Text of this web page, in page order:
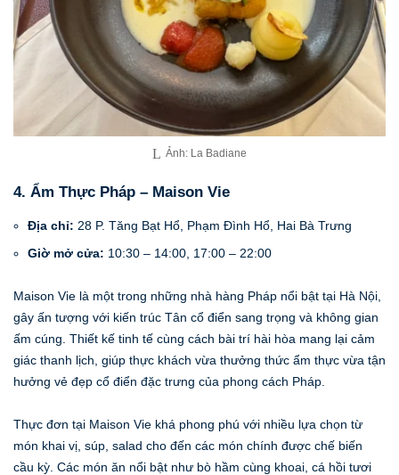
Ảnh: La Badiane
4. Ẩm Thực Pháp – Maison Vie
Địa chỉ: 28 P. Tăng Bạt Hổ, Phạm Đình Hổ, Hai Bà Trưng
Giờ mở cửa: 10:30 – 14:00, 17:00 – 22:00
Maison Vie là một trong những nhà hàng Pháp nổi bật tại Hà Nội,
gây ấn tượng với kiến trúc Tân cổ điển sang trọng và không gian
ấm cúng. Thiết kế tinh tế cùng cách bài trí hài hòa mang lại cảm
giác thanh lịch, giúp thực khách vừa thưởng thức ẩm thực vừa tận
hưởng vẻ đẹp cổ điển đặc trưng của phong cách Pháp.
Thực đơn tại Maison Vie khá phong phú với nhiều lựa chọn từ
món khai vị, súp, salad cho đến các món chính được chế biến
cầu kỳ. Các món ăn nổi bật như bò hầm cùng khoai, cá hồi tươi